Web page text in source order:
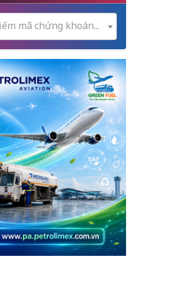
mã chứng khoán...